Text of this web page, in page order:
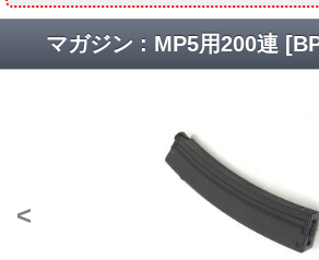
マガジン : MP5用200連
<